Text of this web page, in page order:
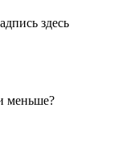
здесь
меньше?